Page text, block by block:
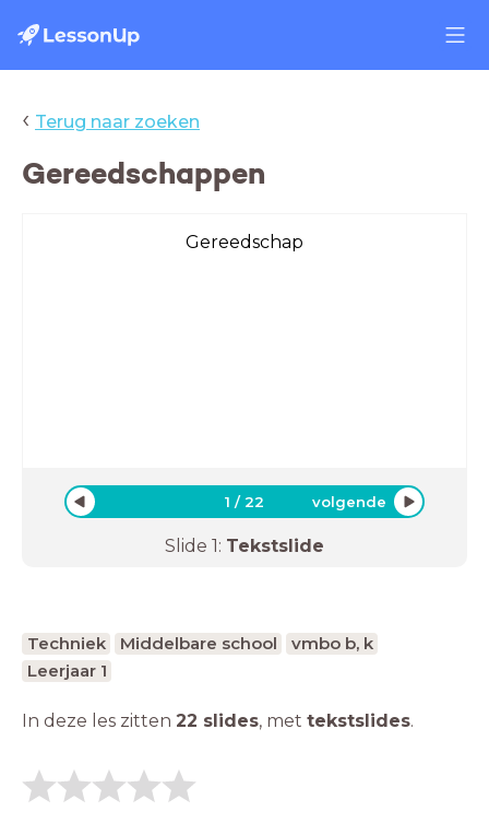
‹ Terug naar zoeken
Gereedschappen
Gereedschap
1 /22 volgende
Slide 1: Tekstslide
Techniek Middelbare school
vmbo b, k
Leerjaar 1
In deze les zitten 22 slides, met tekstslides.